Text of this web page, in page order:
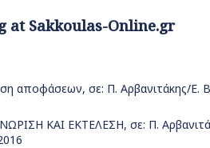
at Sakkoulas-Online.gr
αποφάσεων, σε: Π. Αρβανιτάκης/Ε.
ΚΑΙ ΕΚΤΕΛΕΣΗ, σε: Π.